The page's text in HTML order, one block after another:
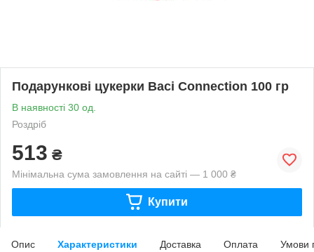
Подарункові цукерки Baci Connection 100 гр
В наявності 30 од.
Роздріб
513 ₴
Мінімальна сума замовлення на сайті — 1 000 ₴
Купити
Опис Характеристики Доставка Оплата Умови